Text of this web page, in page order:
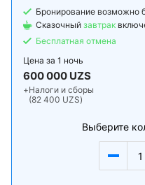
Бронирование возможно
Сказочный завтрак
Бесплатная отмена
Цена за 1 ночь
600 000 UZS
+Налоги и сборы
(82 400 UZS)
Выберите
1